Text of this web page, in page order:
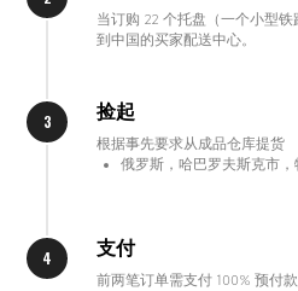
当订购 22 个托盘（一个小型​​
到中国的买家配送中心。
捡起
根据事先要求从成品仓库提货
俄罗斯，哈巴罗夫斯克市
支付
前两笔订单需支付 100% 预付